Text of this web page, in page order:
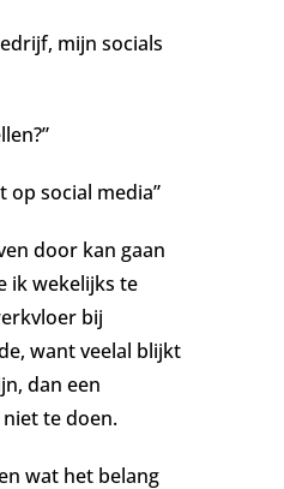
mijn socials
op social media”
door kan gaan
ik wekelijks te
bij
want veelal blijkt
dan een
te doen.
wat het belang